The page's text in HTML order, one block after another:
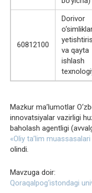
60812100
Dorivor
va qayta
ishlash
Mazkur ma’lumotlar
innovatsiyalar vazirligi
baholash agentligi
«Oliy ta’lim
olindi.
Mavzuga doir:
Qoraqalpog‘istondagi